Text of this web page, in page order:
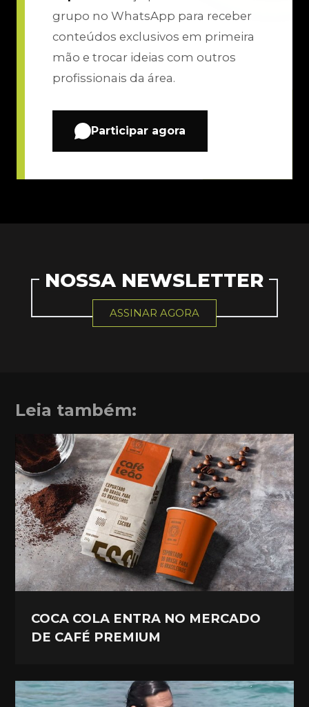
grupo no WhatsApp para receber
conteúdos exclusivos em primeira
mão e trocar ideias com outros
profissionais da área.
Participar agora
NOSSA NEWSLETTER
ASSINAR AGORA
Leia também:
COCA COLA ENTRA NO MERCADO
DE CAFÉ PREMIUM